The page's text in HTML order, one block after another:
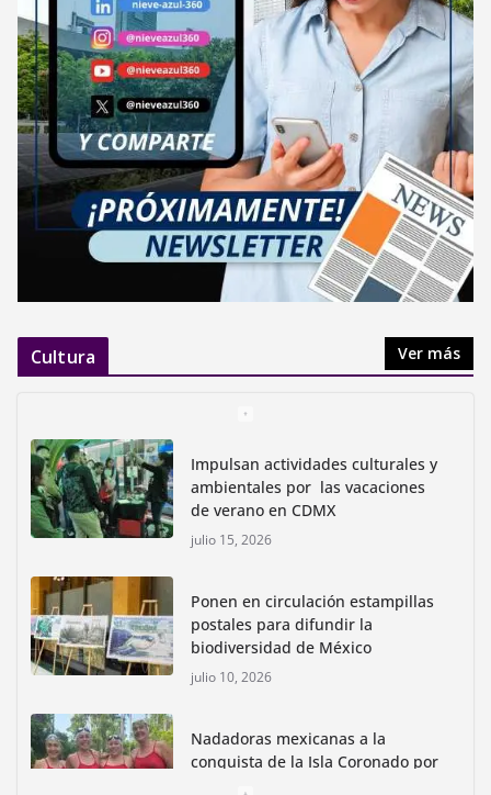
Cultura Ver más
Impulsan actividades culturales y
ambientales por las vacaciones
de verano en CDMX
julio 15, 2026
Ponen en circulación estampillas
postales para difundir la
biodiversidad de México
julio 10, 2026
Nadadoras mexicanas a la
conquista de la Isla Coronado por